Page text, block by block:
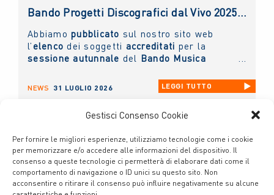
Gestisci Consenso Cookie
Per fornire le migliori esperienze, utilizziamo tecnologie come i cookie
per memorizzare e/o accedere alle informazioni del dispositivo. Il
consenso a queste tecnologie ci permetterà di elaborare dati come il
comportamento di navigazione o ID unici su questo sito. Non
acconsentire o ritirare il consenso può influire negativamente su alcune
Abbiamo pubblicato sul nostro sito web
l’ elenco dei soggetti accreditati per la
sessione autunnale del Bando Musica
NEWS 31 LUGLIO 2026 LEGGI TUTTO